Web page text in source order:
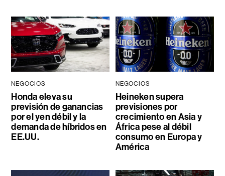
NEGOCIOS
Honda eleva su
previsión de ganancias
por el yen débil y la
demanda de híbridos en
EE.UU.
NEGOCIOS
Heineken supera
previsiones por
crecimiento en Asia y
África pese al débil
consumo en Europa y
América